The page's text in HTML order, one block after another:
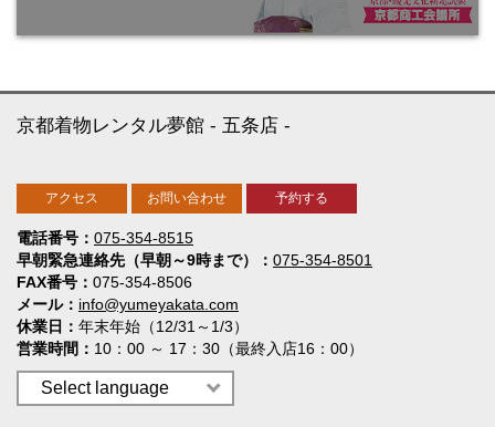
電話番号
075-354-8515
早朝緊急連絡先（早朝～9時まで）
075-354-8501
FAX番号
075-354-8506
メール
info@yumeyakata.com
休業日
年末年始（12/31～1/3）
営業時間
10：00 ～ 17：30（最終入店16：00）
京都着物レンタル夢館 五条店
アクセス お問い合わせ 予約する